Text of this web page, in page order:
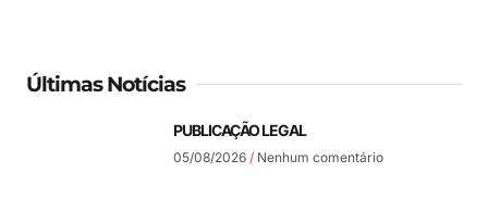
Últimas Notícias
PUBLICAÇÃO LEGAL
05/08/2026 Nenhum comentário